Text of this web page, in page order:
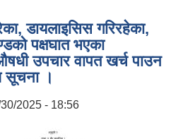
डायलाइसिस गरिरहेका,
पक्षघात भएका
उपचार वापत खर्च पाउन
सूचना ।
2025 - 18:56